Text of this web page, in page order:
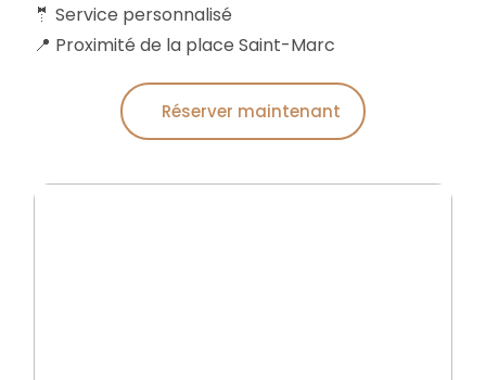
🤵 Service personnalisé
📍 Proximité de la place Saint-Marc
Réserver maintenant